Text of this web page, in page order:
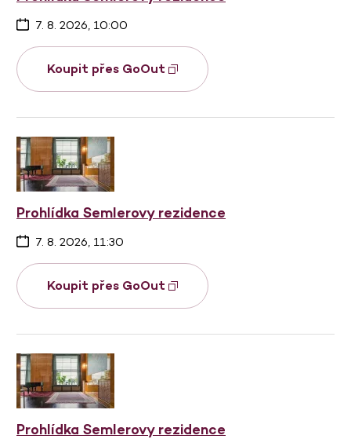
7. 8. 2026, 10:00
Koupit přes GoOut
Prohlídka Semlerovy rezidence
7. 8. 2026, 11:30
Koupit přes GoOut
Prohlídka Semlerovy rezidence